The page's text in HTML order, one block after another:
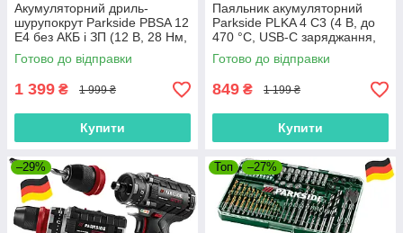
Акумуляторний дриль-
шурупокрут Parkside PBSA 12
E4 без АКБ і ЗП (12 В, 28 Нм,
знімний патрон, Німеччина)
Готово до відправки
1 399 ₴ 1 999 ₴
Купити
Паяльник акумуляторний
Parkside PLKA 4 C3 (4 В, до
470 °C, USB-C заряджання,
Німеччина)
Готово до відправки
849 ₴ 1 199 ₴
Купити
–29% Топ –27%